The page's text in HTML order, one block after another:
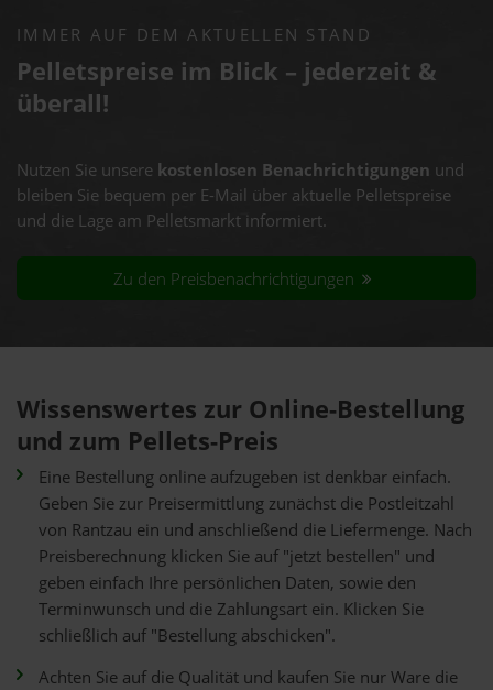
IMMER AUF DEM AKTUELLEN STAND
Pelletspreise im Blick – jederzeit &
überall!
Nutzen Sie unsere kostenlosen Benachrichtigungen und
bleiben Sie bequem per E-Mail über aktuelle Pelletspreise
und die Lage am Pelletsmarkt informiert.
Zu den Preisbenachrichtigungen
Wissenswertes zur Online-Bestellung
und zum Pellets-Preis
Eine Bestellung online aufzugeben ist denkbar einfach.
Geben Sie zur Preisermittlung zunächst die Postleitzahl
von Rantzau ein und anschließend die Liefermenge. Nach
Preisberechnung klicken Sie auf "jetzt bestellen" und
geben einfach Ihre persönlichen Daten, sowie den
Terminwunsch und die Zahlungsart ein. Klicken Sie
schließlich auf "Bestellung abschicken".
Achten Sie auf die Qualität und kaufen Sie nur Ware die